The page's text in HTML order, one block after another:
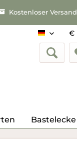
Kostenloser Versand
Deutsch
Bastelecke